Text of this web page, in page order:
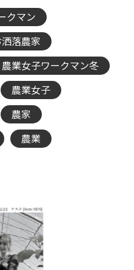
クマン
落農家
農業女子ワークマン冬
農業女子
農家
農業